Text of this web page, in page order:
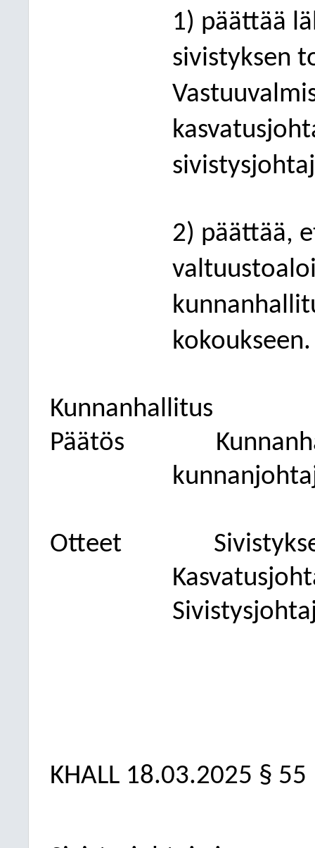
1) päättää
sivistyksen
2) päättää,
kokoukseen.
Kunnanhallitus
Päätös
Otteet
KHALL 18.03.2025 § 55